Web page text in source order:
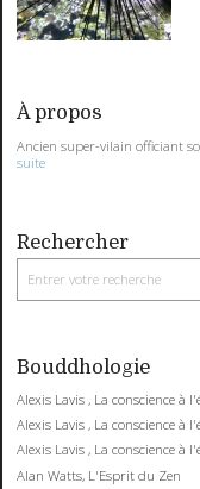
À propos
Ancien super-vilain officiant
suite
Rechercher
Bouddhologie
Alexis Lavis , La conscience à
Alexis Lavis , La conscience à
Alexis Lavis , La conscience à
Alan Watts, L'Esprit du Zen